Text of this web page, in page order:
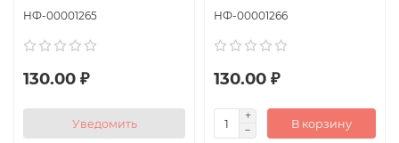
НФ-00001265
130.00 ₽
Уведомить
НФ-00001266
130.00 ₽
В корзину